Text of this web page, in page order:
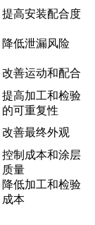
提高安装配合度
降低泄漏风险
改善运动和配合
提高加工和检验
的可重复性
改善最终外观
控制成本和涂层
质量
降低加工和检验
成本